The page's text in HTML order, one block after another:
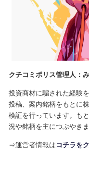
クチコミポリス管理人：
投資商材に騙された経験
投稿、案内銘柄をもとに
検証を行っています。も
況や銘柄を主につぶやきま
⇒運営者情報はコチラを